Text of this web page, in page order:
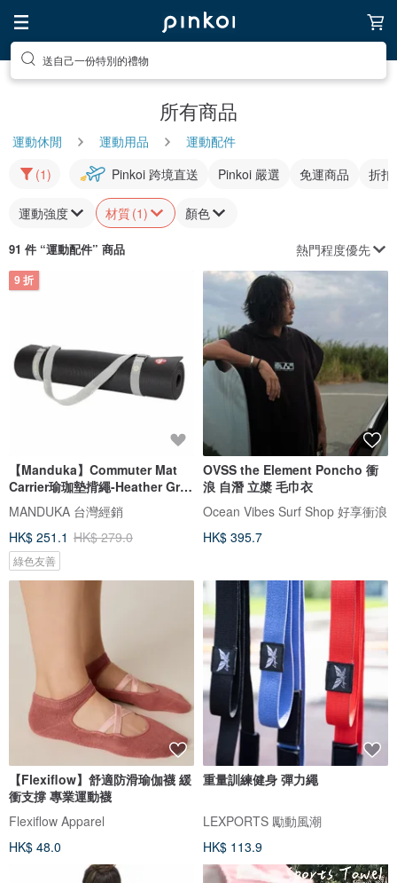
送自己一份特別的禮物
所有商品
運動休閒 運動用品
運動配件
(1)
Pinkoi 跨境直送 Pinkoi 嚴選 免運商品 折扣
運動強度 材質(1) 顏色
91 件 “運動配件” 商品 熱門程度優先
9 折
【Manduka】Commuter Mat
Carrier瑜珈墊揹繩-Heather Grey
Bliss
MANDUKA 台灣經銷
HK$ 251.1 HK$ 279.0
綠色友善
OVSS the Element Poncho 衝
浪 自潛 立槳 毛巾衣
Ocean Vibes Surf Shop 好享衝浪
HK$ 395.7
【Flexiflow】舒適防滑瑜伽襪 緩
衝支撐 專業運動襪
Flexiflow Apparel
HK$ 48.0
重量訓練健身 彈力繩
LEXPORTS 勵動風潮
HK$ 113.9